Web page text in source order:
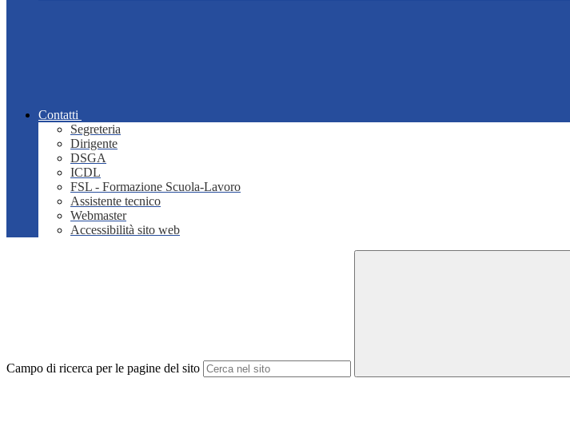
Contatti
Segreteria
Dirigente
DSGA
ICDL
FSL - Formazione Scuola-Lavoro
Assistente tecnico
Webmaster
Accessibilità sito web
Campo di ricerca per le pagine del sito